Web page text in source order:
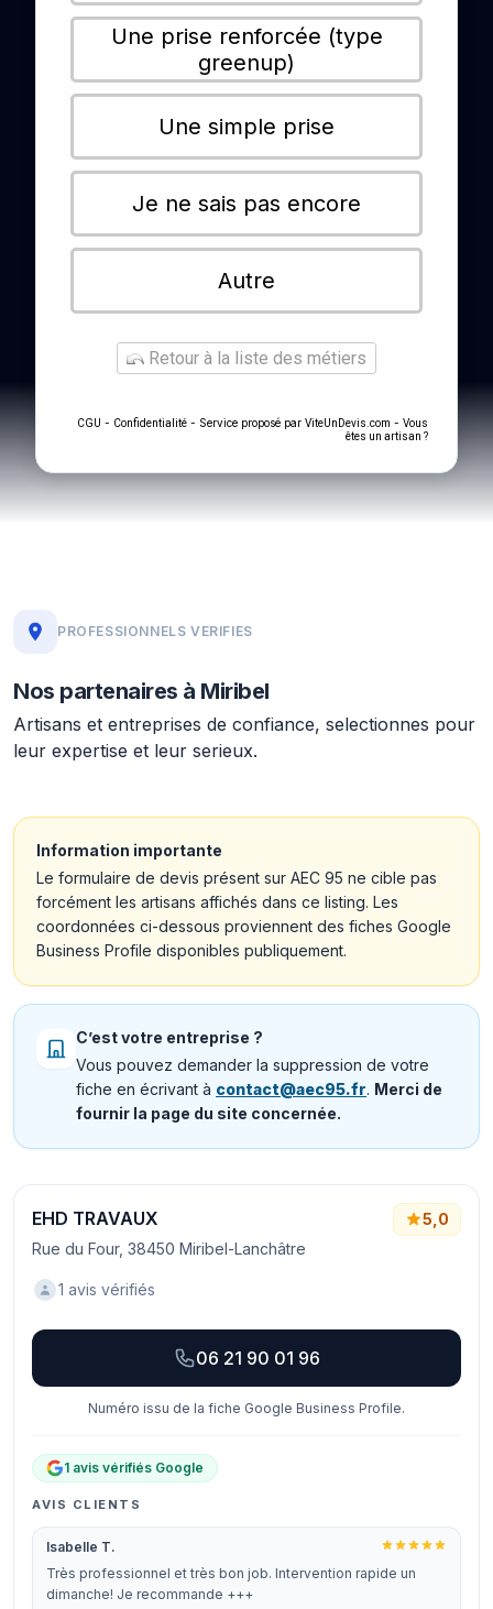
Une prise renforcée (type
greenup)
Une simple prise
Je ne sais pas encore
Autre
Retour à la liste des métiers
CGU - Confidentialité - Service proposé par ViteUnDevis.com - Vous
êtes un artisan ?
PROFESSIONNELS VERIFIES
Nos partenaires à Miribel
Artisans et entreprises de confiance, selectionnes pour
leur expertise et leur serieux.
Information importante
Le formulaire de devis présent sur AEC 95 ne cible pas
forcément les artisans affichés dans ce listing. Les
coordonnées ci-dessous proviennent des fiches Google
Business Profile disponibles publiquement.
C’est votre entreprise ?
Vous pouvez demander la suppression de votre
fiche en écrivant à contact@aec95.fr. Merci de
fournir la page du site concernée.
EHD TRAVAUX
Rue du Four, 38450 Miribel-Lanchâtre
5,0
1 avis vérifiés
06 21 90 01 96
Numéro issu de la fiche Google Business Profile.
1 avis vérifiés Google
AVIS CLIENTS
Isabelle T.
Très professionnel et très bon job. Intervention rapide un
dimanche! Je recommande +++